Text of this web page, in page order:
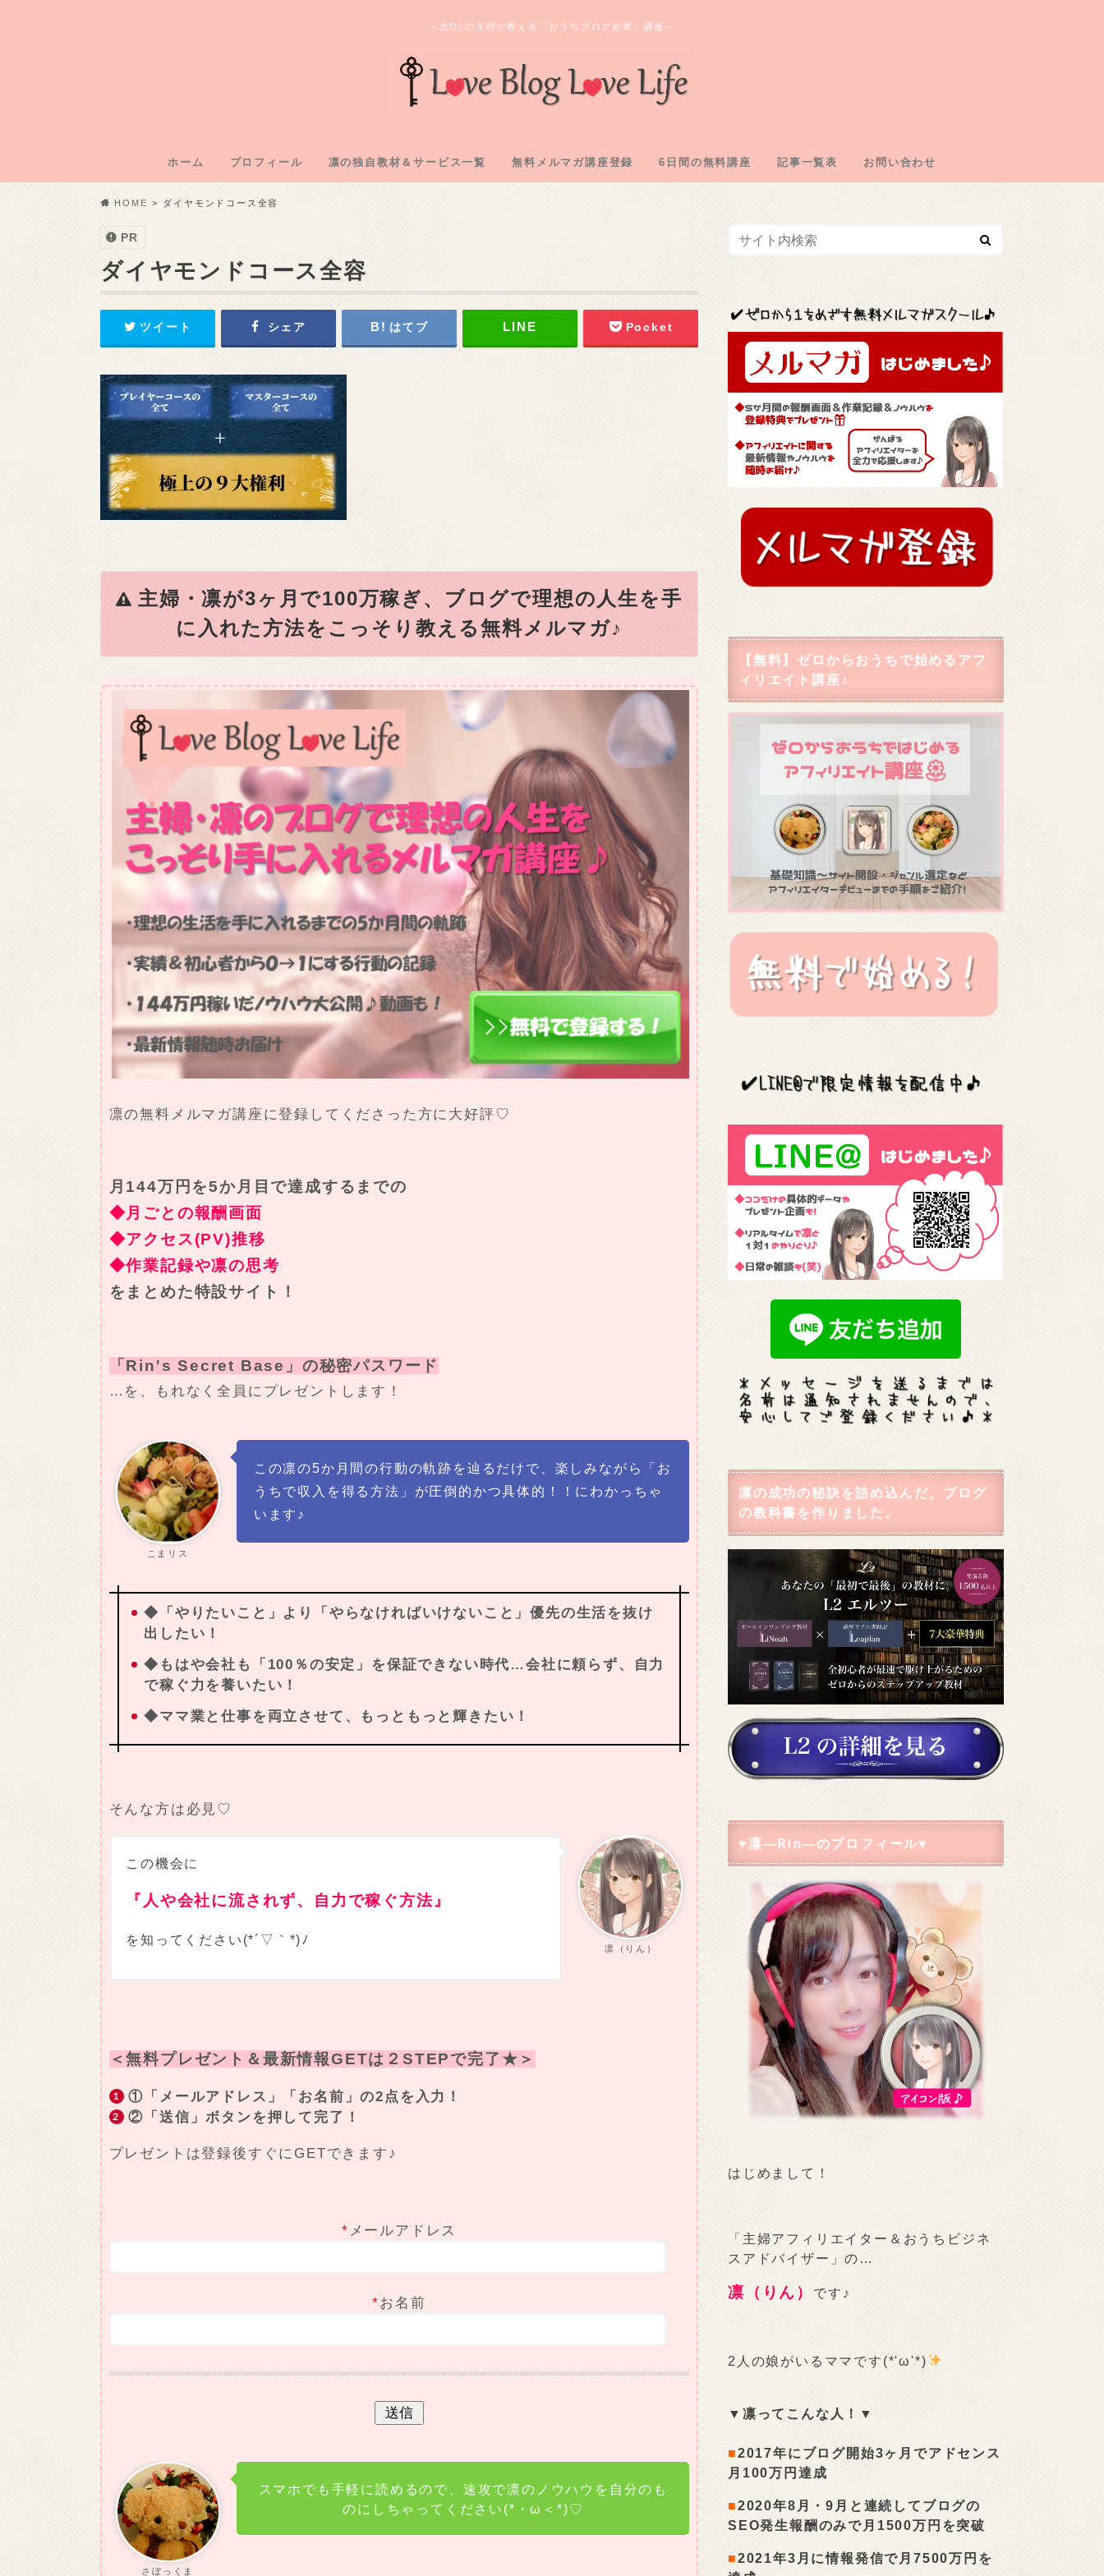
～元OLの主婦が教える「おうちブログ起業」講座～
ホーム プロフィール 凛の独自教材＆サービス一覧 無料メルマガ講座登録 6日間の無料講座 記事一覧表 お問い合わせ
HOME ダイヤモンドコース全容
PR
ダイヤモンドコース全容
ツイート シェア はてブ Pocket
主婦・凛が3ヶ月で100万稼ぎ、ブログで理想の人生を手
に入れた方法をこっそり教える無料メルマガ♪
凛の無料メルマガ講座に登録してくださった方に大好評♡
月144万円を5か月目で達成するまでの
◆月ごとの報酬画面
◆アクセス(PV)推移
◆作業記録や凛の思考
をまとめた特設サイト！
「Rin's Secret Base」の秘密パスワード
…を、もれなく全員にプレゼントします！
こまリス
この凛の5か月間の行動の軌跡を辿るだけで、楽しみながら「お
うちで収入を得る方法」が圧倒的かつ具体的！！にわかっちゃ
います♪
◆「やりたいこと」より「やらなければいけないこと」優先の生活を抜け
出したい！
◆もはや会社も「100％の安定」を保証できない時代…会社に頼らず、自力
で稼ぐ力を養いたい！
◆ママ業と仕事を両立させて、もっともっと輝きたい！
そんな方は必見♡
凛（りん）
この機会に
『人や会社に流されず、自力で稼ぐ方法』
を知ってください(*´▽｀*)ﾉ
＜無料プレゼント＆最新情報GETは２STEPで完了★＞
①「メールアドレス」「お名前」の2点を入力！
②「送信」ボタンを押して完了！
プレゼントは登録後すぐにGETできます♪
* メールアドレス
*お名前
さぼっくま
スマホでも手軽に読めるので、速攻で凛のノウハウを自分のも
のにしちゃってください(*・ω＜*)♡
【無料】ゼロからおうちで始めるアフ
ィリエイト講座♪
凛の成功の秘訣を詰め込んだ、ブログ
の教科書を作りました。
♥凛―Rin―のプロフィール♥
はじめまして！
「主婦アフィリエイター＆おうちビジネ
スアドバイザー」の…
凛（りん） です♪
2人の娘がいるママです(*'ω'*)
▼凛ってこんな人！▼
■2017年にブログ開始3ヶ月でアドセンス
月100万円達成
■2020年8月・9月と連続してブログの
SEO発生報酬のみで月1500万円を突破
■2021年3月に情報発信で月7500万円を